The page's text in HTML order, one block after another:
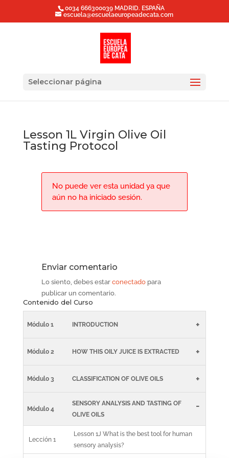
0034 666300039 MADRID. ESPAÑA
escuela@escuelaeuropeadecata.com
Seleccionar página
Lesson 1L Virgin Olive Oil
Tasting Protocol
No puede ver esta unidad ya que
aún no ha iniciado sesión.
Enviar comentario
Lo siento, debes estar conectadopara
publicar un comentario.
Contenido del Curso
Módulo 1 INTRODUCTION +
Módulo 2 HOW THIS OILY JUICE IS EXTRACTED +
Módulo 3 CLASSIFICATION OF OLIVE OILS +
Módulo 4
SENSORY ANALYSIS AND TASTING OF
OLIVE OILS
-
Lección 1
Lesson 1J What is the best tool for human
sensory analysis?